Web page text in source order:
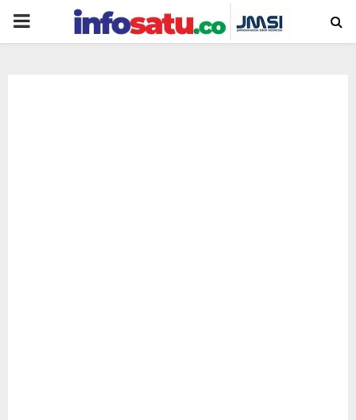
PRIMARY